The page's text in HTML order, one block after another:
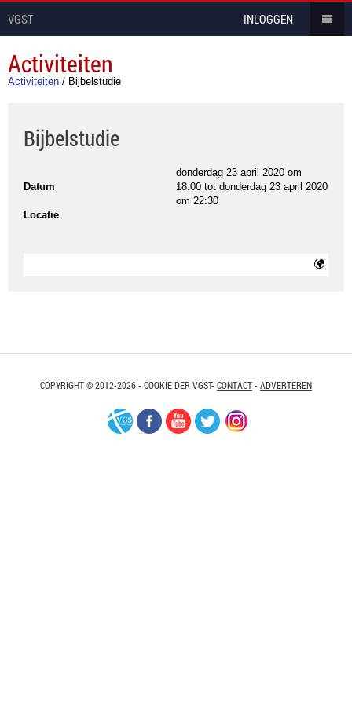
VGST INLOGGEN
Activiteiten
Activiteiten / Bijbelstudie
Bijbelstudie
Datum
donderdag 23 april 2020 om
18:00 tot donderdag 23 april 2020
om 22:30
Locatie
COPYRIGHT © 2012-2026 - COOKIE DER VGST- CONTACT- ADVERTEREN